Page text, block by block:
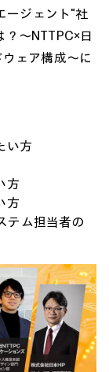
ージェント"社
？～NTTPC×日
ェア構成～に
い方
方
方
テム担当者の